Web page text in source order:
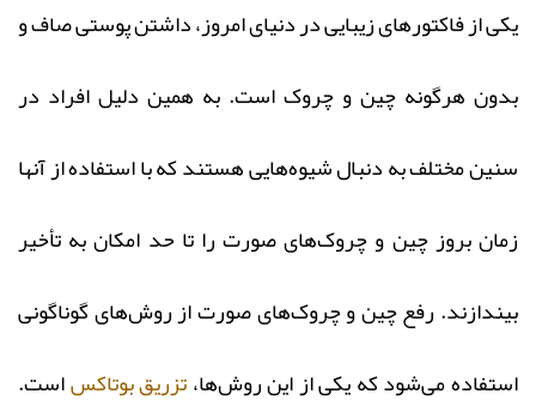
یکی از فاکتورهای زیبایی در دنیای امروز، داشتن پوستی صاف و
بدون هرگونه چین و چروک است. به همین دلیل افراد در
سنین مختلف به دنبال شیوه‌هایی هستند که با استفاده از آنها
زمان بروز چین و چروک‌های صورت را تا حد امکان به تأخیر
بیندازند. رفع چین و چروک‌های صورت از روش‌های گوناگونی
استفاده می‌شود که یکی از این روش‌ها،تزریق بوتاکساست.